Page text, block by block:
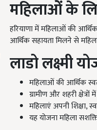
महिलाओं के
हरियाणा में महिलाओं की
आर्थिक सहायता मिलने से
लाडो लक्ष्मी
महिलाओं की आर्थिक
ग्रामीण और शहरी
महिलाएं अपनी
यह योजना महिला